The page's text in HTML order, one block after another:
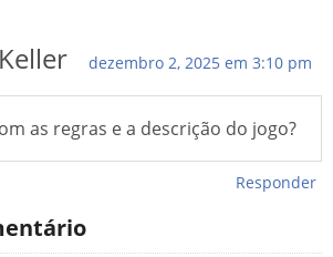
dezembro 2, 2025 em 3:10 pm
as regras e a descrição do jogo?
Responder